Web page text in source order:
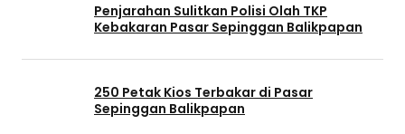
Penjarahan Sulitkan Polisi Olah TKP
Kebakaran Pasar Sepinggan Balikpapan
250 Petak Kios Terbakar di Pasar
Sepinggan Balikpapan